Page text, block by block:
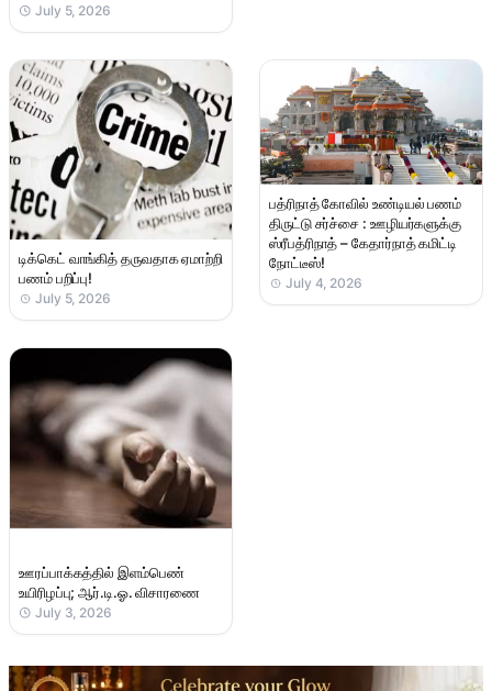
July 5, 2026
டிக்கெட் வாங்கித் தருவதாக ஏமாற்றி
பணம் பறிப்பு!
July 5, 2026
பத்ரிநாத் கோவில் உண்டியல் பணம்
திருட்டு சர்ச்சை : ஊழியர்களுக்கு
ஸ்ரீபத்ரிநாத் – கேதார்நாத் கமிட்டி
நோட்டீஸ்!
July 4, 2026
ஊரப்பாக்கத்தில் இளம்பெண்
உயிரிழப்பு; ஆர்.டி.ஓ. விசாரணை
July 3, 2026